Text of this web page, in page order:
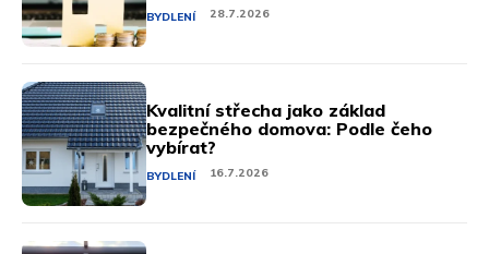
BYDLENÍ 28.7.2026
Kvalitní střecha jako základ
bezpečného domova: Podle čeho
vybírat?
BYDLENÍ 16.7.2026